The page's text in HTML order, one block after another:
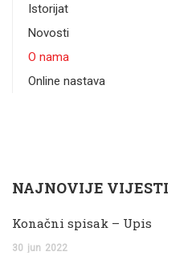
Istorijat
Novosti
O nama
Online nastava
NAJNOVIJE VIJESTI
Konačni spisak – Upis
30 jun 2022